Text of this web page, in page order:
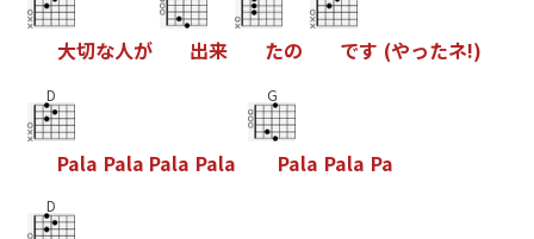
大切な人が 出来 たの です (やったネ!)
D
Pala Pala Pala Pala
G
Pala Pala Pa
D